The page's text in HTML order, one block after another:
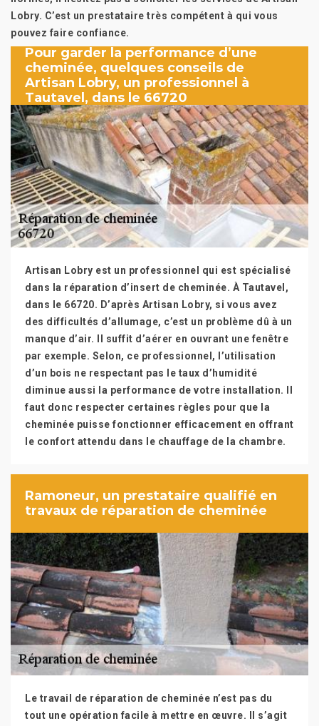
Lobry. C’est un prestataire très compétent à qui vous
pouvez faire confiance.
Pour garder la performance d’une
cheminée, quelques conseils de
Artisan Lobry, un professionnel à
Tautavel, dans le 66720
Artisan Lobry est un professionnel qui est spécialisé
dans la réparation d’insert de cheminée. À Tautavel,
dans le 66720. D’après Artisan Lobry, si vous avez
des difficultés d’allumage, c’est un problème dû à un
manque d’air. Il suffit d’aérer en ouvrant une fenêtre
par exemple. Selon, ce professionnel, l’utilisation
d’un bois ne respectant pas le taux d’humidité
diminue aussi la performance de votre installation. Il
faut donc respecter certaines règles pour que la
cheminée puisse fonctionner efficacement en offrant
le confort attendu dans le chauffage de la chambre.
Ramoneur, un prestataire qualifié en
travaux de réparation de cheminée
Le travail de réparation de cheminée n’est pas du
tout une opération facile à mettre en œuvre. Il s’agit